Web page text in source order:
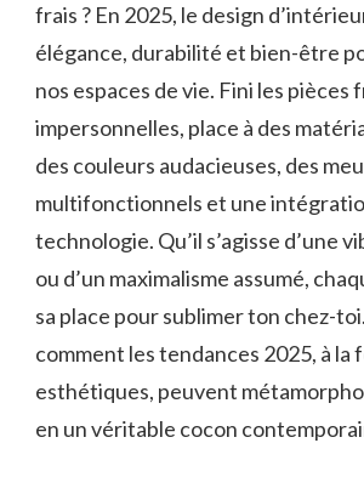
frais ? En 2025, le design
élégance, durabilité et bien-être
nos espaces de vie. Fini les pièces
impersonnelles, place à des
des couleurs audacieuses, des
multifonctionnels et une
technologie. Qu’il s’agisse d’une
ou d’un maximalisme assumé,
sa place pour sublimer ton chez-
comment les tendances 2025, à la
esthétiques, peuvent
en un véritable cocon